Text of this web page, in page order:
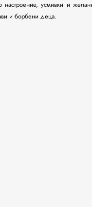
усмивки и
и борбени деца.